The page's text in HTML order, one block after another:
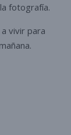
fotografía.
vivir para